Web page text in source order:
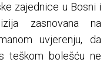
zajednice u Bosni i
zasnovana na
uvjerenju, da
teškom bolešću ne